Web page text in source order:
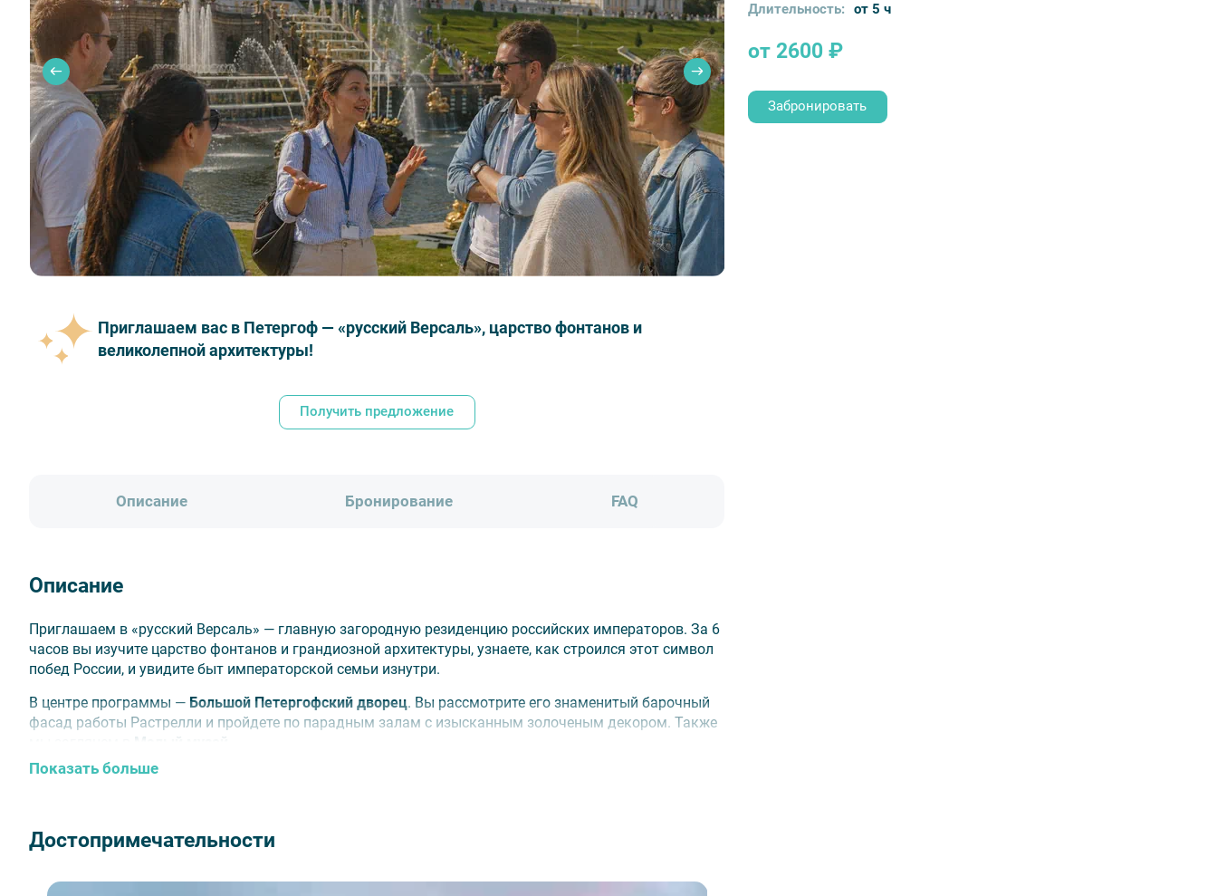
от 2600 ₽
Длительность: от 5 ч
Забронировать
Приглашаем вас в Петергоф — «русский Версаль», царство фонтанов и
великолепной архитектуры!
Получить предложение
Описание Бронирование FAQ
Описание
Приглашаем в «русский Версаль» — главную загородную резиденцию российских императоров. За 6
часов вы изучите царство фонтанов и грандиозной архитектуры, узнаете, как строился этот символ
побед России, и увидите быт императорской семьи изнутри.
В центре программы — Большой Петергофский дворец. Вы рассмотрите его знаменитый барочный
фасад работы Растрелли и пройдете по парадным залам с изысканным золоченым декором. Также
Малый музей.
Можно организовать онлайн-собеседование за доп. плату.
Показать больше
Достопримечательности